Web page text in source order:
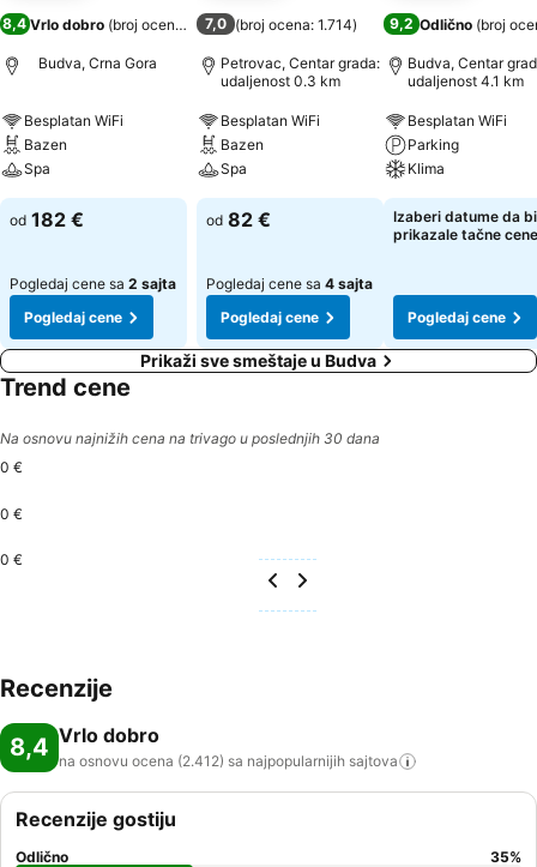
8,4Vrlo dobro (broj ocena: 2.412
Budva, Crna Gora
Besplatan WiFi
Bazen
Spa
od 182 €
Pogledaj cene sa 2 sajta
Pogledaj cene
7,0 (broj ocena: 1.714)
Petrovac, Centar grada:
udaljenost 0.3 km
Besplatan WiFi
Bazen
Spa
od 82 €
Pogledaj cene sa 4 sajta
Pogledaj cene
9,2 Odlično (broj
Budva, Centar
udaljenost 4.1 km
Besplatan WiFi
Parking
Klima
Izaberi datume da
prikazale tačne cene
Pogledaj cene
Prikaži sve smeštaje u Budva
Trend cene
Na osnovu najnižih cena na trivago u poslednjih 30 dana
0 €
0 €
0 €
Recenzije
8,4 Vrlo dobro
na osnovu ocena (2.412) sa najpopularnijih sajtova
Recenzije gostiju
Odlično 35%